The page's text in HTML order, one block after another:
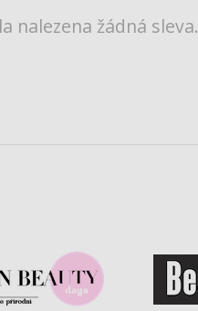
nalezena žádná sleva.